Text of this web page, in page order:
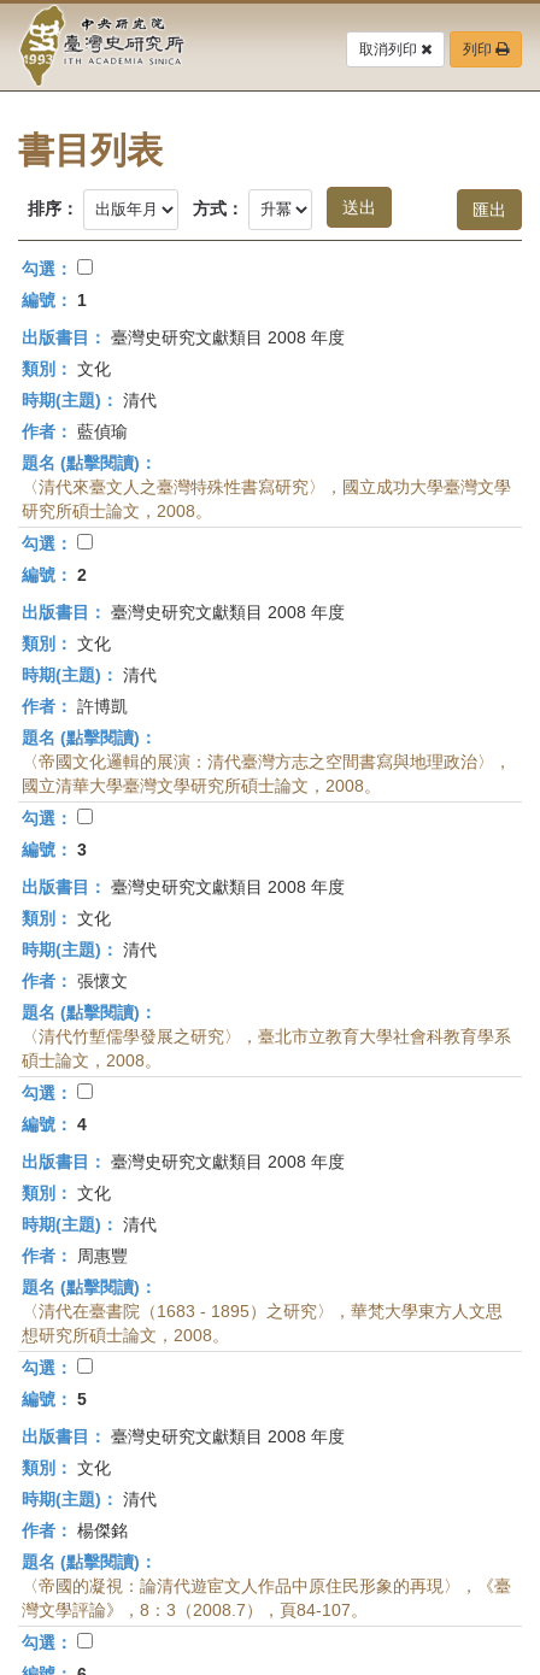
要
中
央
研
究
院-
臺
灣
史
研
究
所-
首
頁
取消列印 列印
書目列表
排序： 方式：
勾選：
編號：
1
出版書目： 臺灣史研究文獻類目 2008 年度
類別： 文化
時期(主題)： 清代
作者： 藍偵瑜
題名 (點擊閱讀)：
〈清代來臺文人之臺灣特殊性書寫研究〉，國立成功大學臺灣文學
研究所碩士論文，2008。
勾選：
編號： 2
出版書目： 臺灣史研究文獻類目 2008 年度
類別： 文化
時期(主題)： 清代
作者： 許博凱
題名 (點擊閱讀)：
〈帝國文化邏輯的展演：清代臺灣方志之空間書寫與地理政治〉，
國立清華大學臺灣文學研究所碩士論文，2008。
勾選：
編號： 3
出版書目： 臺灣史研究文獻類目 2008 年度
類別： 文化
時期(主題)： 清代
作者： 張懷文
題名 (點擊閱讀)：
〈清代竹塹儒學發展之研究〉，臺北市立教育大學社會科教育學系
碩士論文，2008。
勾選：
編號： 4
出版書目： 臺灣史研究文獻類目 2008 年度
類別： 文化
時期(主題)： 清代
作者：
周惠豐
題名 (點擊閱讀)：
〈清代在臺書院（1683 - 1895）之研究〉，華梵大學東方人文思
想研究所碩士論文，2008。
勾選：
編號： 5
出版書目： 臺灣史研究文獻類目 2008 年度
類別： 文化
時期(主題)： 清代
作者： 楊傑銘
題名 (點擊閱讀)：
〈帝國的凝視：論清代遊宦文人作品中原住民形象的再現〉，《臺
灣文學評論》，8：3（2008.7），頁84-107。
勾選：